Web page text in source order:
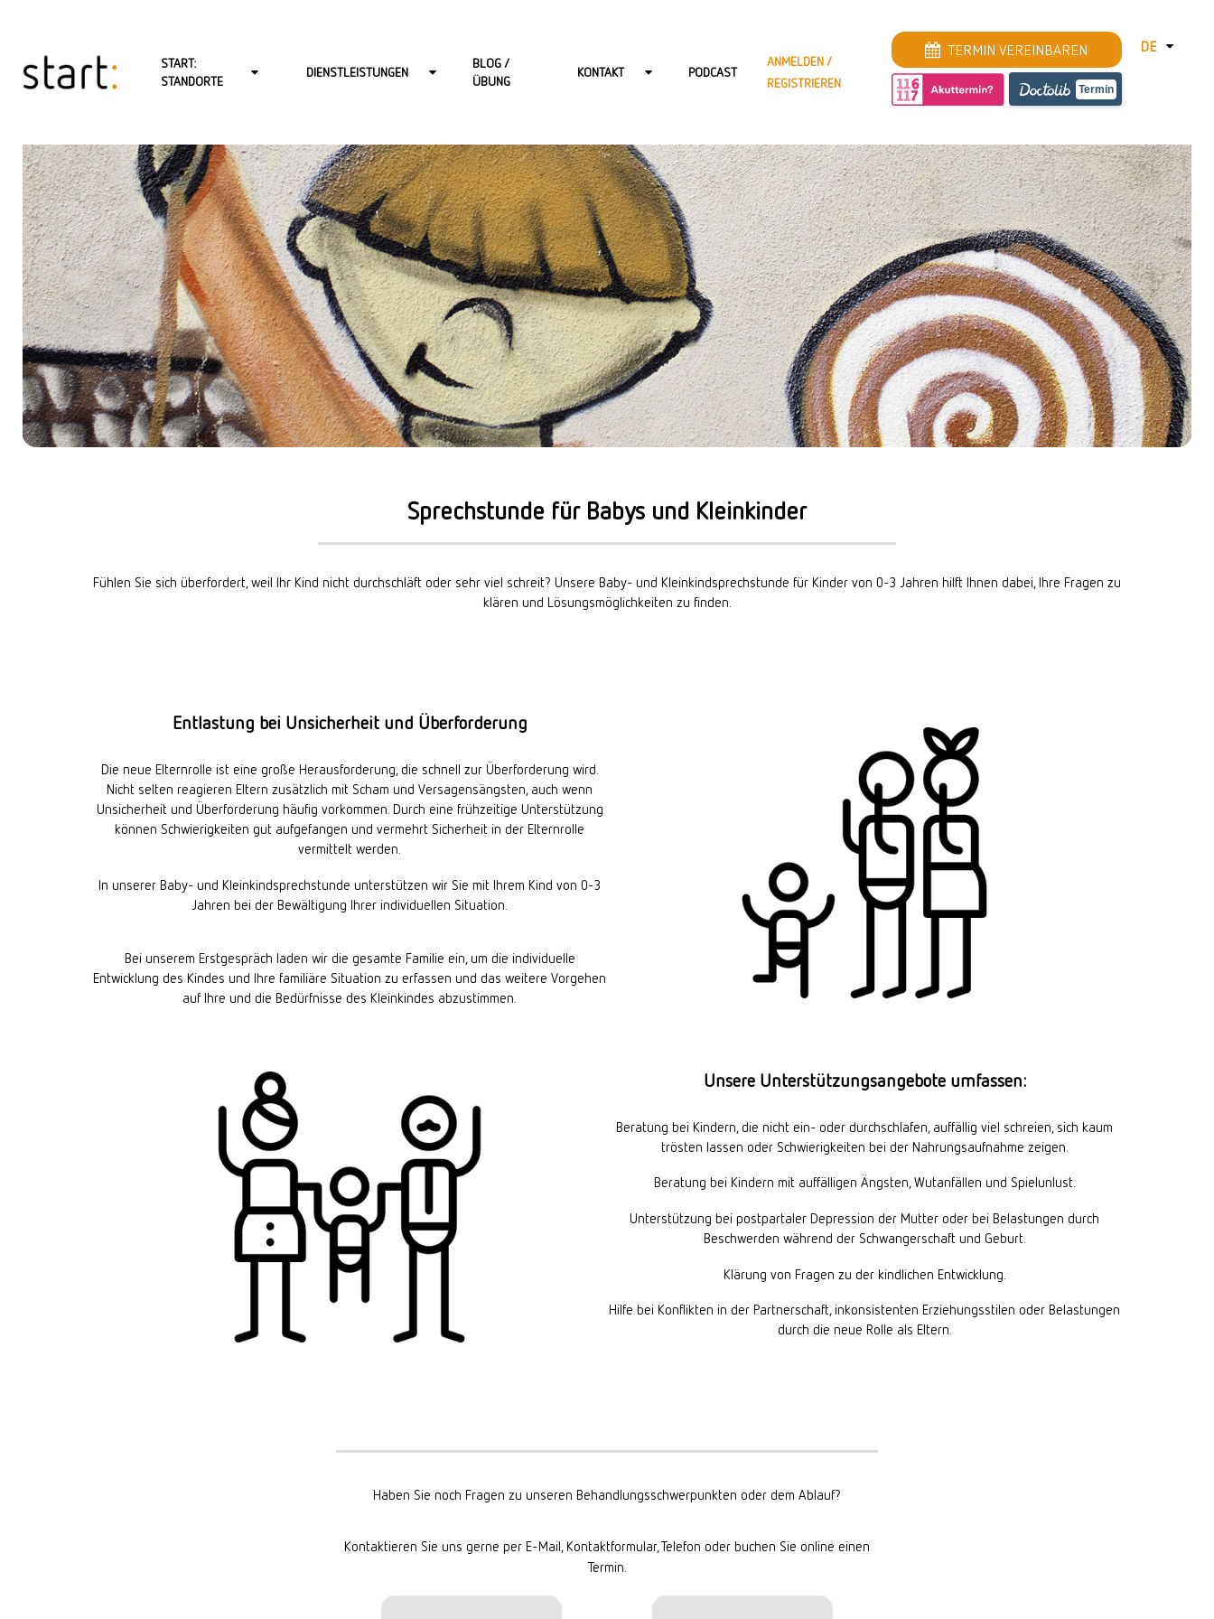
START:
STANDORTE
START: BERLIN-MITTE-LINIENSTR.
START: BERLIN-MITTE-SCHÖNHAUSER ALLEE
START: BERLIN-NEUKÖLLN
START: BERLIN-REINICKENDORF (FROHNAU)
START: BERLIN-ZEHLENDORF
START: HAMBURG
START: ONLINE
START: POTSDAM
DIENSTLEISTUNGEN
PSYCHOTHERAPIE FÜR KINDER
PSYCHOTHERAPIE FÜR JUGENDLICHE
BABY- UND KLEINKINDSPRECHSTUNDE
PAARTHERAPIE
BERATUNG
COACHING
DIGITALE ANGEBOTE
GRUPPENTHERAPIE
DOCUMENTS
BLOG /
ÜBUNG
KONTAKT
KONTAKT-HAMBURG
KONTAKT-ONLINE
KONTAKT-POTSDAM
KONTAKT-WIESBADEN
KARRIERE BEI START:
PODCAST
ANMELDEN /
REGISTRIEREN
TERMIN VEREINBAREN
Termin
DE
Sprechstunde für Babys und Kleinkinder
Fühlen Sie sich überfordert, weil Ihr Kind nicht durchschläft oder sehr viel schreit? Unsere Baby- und Kleinkindsprechstunde für Kinder von 0-3 Jahren hilft Ihnen dabei, Ihre Fragen zu
klären und Lösungsmöglichkeiten zu finden.
Entlastung bei Unsicherheit und Überforderung
Die neue Elternrolle ist eine große Herausforderung, die schnell zur Überforderung wird.
Nicht selten reagieren Eltern zusätzlich mit Scham und Versagensängsten, auch wenn
Unsicherheit und Überforderung häufig vorkommen. Durch eine frühzeitige Unterstützung
können Schwierigkeiten gut aufgefangen und vermehrt Sicherheit in der Elternrolle
vermittelt werden.
In unserer Baby- und Kleinkindsprechstunde unterstützen wir Sie mit Ihrem Kind von 0-3
Jahren bei der Bewältigung Ihrer individuellen Situation.
Bei unserem Erstgespräch laden wir die gesamte Familie ein, um die individuelle
Entwicklung des Kindes und Ihre familiäre Situation zu erfassen und das weitere Vorgehen
auf Ihre und die Bedürfnisse des Kleinkindes abzustimmen.
Unsere Unterstützungsangebote umfassen:
Beratung bei Kindern, die nicht ein- oder durchschlafen, auffällig viel schreien, sich kaum
trösten lassen oder Schwierigkeiten bei der Nahrungsaufnahme zeigen.
Beratung bei Kindern mit auffälligen Ängsten, Wutanfällen und Spielunlust.
Unterstützung bei postpartaler Depression der Mutter oder bei Belastungen durch
Beschwerden während der Schwangerschaft und Geburt.
Klärung von Fragen zu der kindlichen Entwicklung.
Hilfe bei Konflikten in der Partnerschaft, inkonsistenten Erziehungsstilen oder Belastungen
durch die neue Rolle als Eltern.
Haben Sie noch Fragen zu unseren Behandlungsschwerpunkten oder dem Ablauf?
Kontaktieren Sie uns gerne per E-Mail, Kontaktformular, Telefon oder buchen Sie online einen
Termin.